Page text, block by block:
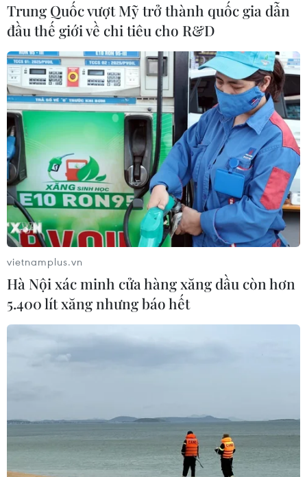
Trung Quốc vượt Mỹ trở thành quốc gia dẫn
đầu thế giới về chi tiêu cho R&D
vietnamplus.vn
Hà Nội xác minh cửa hàng xăng dầu còn hơn
5.400 lít xăng nhưng báo hết